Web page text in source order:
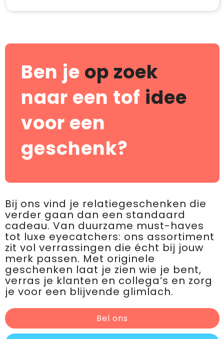
Ben je op zoek
naar een tof idee
voor een
geschenk?
Bij ons vind je relatiegeschenken die
verder gaan dan een standaard
cadeau. Van duurzame must-haves
tot luxe eyecatchers: ons assortiment
zit vol verrassingen die écht bij jouw
merk passen. Met originele
geschenken laat je zien wie je bent,
verras je klanten en collega’s en zorg
je voor een blijvende glimlach.
Bel ons